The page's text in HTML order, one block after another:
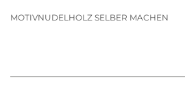
MOTIVNUDELHOLZ SELBER MACHEN